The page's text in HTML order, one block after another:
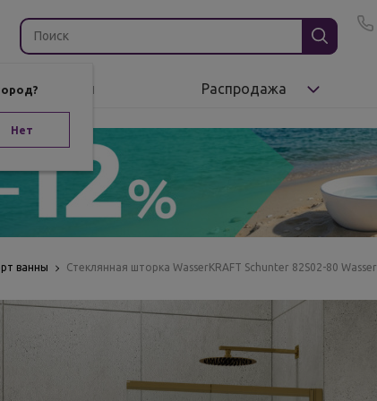
Нет
Бренды Распродажа
ванны Стеклянная шторка WasserKRAFT Schunter 82S02-80